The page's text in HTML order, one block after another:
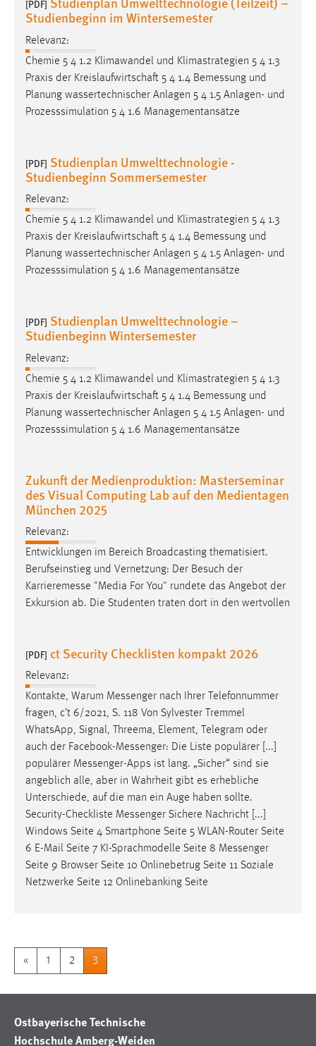
[PDF]
Studienbeginn im Wintersemester
Relevanz:
Chemie 5 4 1.2 Klimawandel und Klimastrategien 5 4 1.3
Praxis der Kreislaufwirtschaft 5 4 1.4 Bemessung und
Planung wassertechnischer Anlagen 5 4 1.5 Anlagen- und
Prozesssimulation 5 4 1.6 Managementansätze
[PDF] Studienplan Umwelttechnologie -
Studienbeginn Sommersemester
Relevanz:
Chemie 5 4 1.2 Klimawandel und Klimastrategien 5 4 1.3
Praxis der Kreislaufwirtschaft 5 4 1.4 Bemessung und
Planung wassertechnischer Anlagen 5 4 1.5 Anlagen- und
Prozesssimulation 5 4 1.6 Managementansätze
[PDF] Studienplan Umwelttechnologie –
Studienbeginn Wintersemester
Relevanz:
Chemie 5 4 1.2 Klimawandel und Klimastrategien 5 4 1.3
Praxis der Kreislaufwirtschaft 5 4 1.4 Bemessung und
Planung wassertechnischer Anlagen 5 4 1.5 Anlagen- und
Prozesssimulation 5 4 1.6 Managementansätze
Zukunft der Medienproduktion: Masterseminar
des Visual Computing Lab auf den Medientagen
München 2025
Relevanz:
Entwicklungen im Bereich Broadcasting thematisiert.
Berufseinstieg und Vernetzung: Der Besuch der
Karrieremesse "Media For You" rundete das Angebot der
Exkursion ab. Die Studenten traten dort in den wertvollen
[PDF] ct Security Checklisten kompakt 2026
Relevanz:
Kontakte, Warum Messenger nach Ihrer Telefonnummer
fragen, c’t 6/2021, S. 118 Von Sylvester Tremmel
WhatsApp, Signal, Threema, Element, Telegram oder
auch der Facebook-Messenger: Die Liste populärer [...]
populärer Messenger-Apps ist lang. „Sicher“ sind sie
angeblich alle, aber in Wahrheit gibt es erhebliche
Unterschiede, auf die man ein Auge haben sollte.
Security-Checkliste Messenger Sichere Nachricht [...]
Windows Seite 4 Smartphone Seite 5 WLAN-Router Seite
6 E-Mail Seite 7 KI-Sprachmodelle Seite 8 Messenger
Seite 9 Browser Seite 10 Onlinebetrug Seite 11 Soziale
Netzwerke Seite 12 Onlinebanking Seite
« 1 2 3
Ostbayerische Technische
Hochschule Amberg-Weiden